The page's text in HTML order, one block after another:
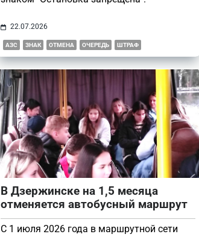
22.07.2026
АЗС ЗНАК ОТМЕНА ОЧЕРЕДЬ ШТРАФ
В Дзержинске на 1,5 месяца
отменяется автобусный маршрут
С 1 июля 2026 года в маршрутной сети